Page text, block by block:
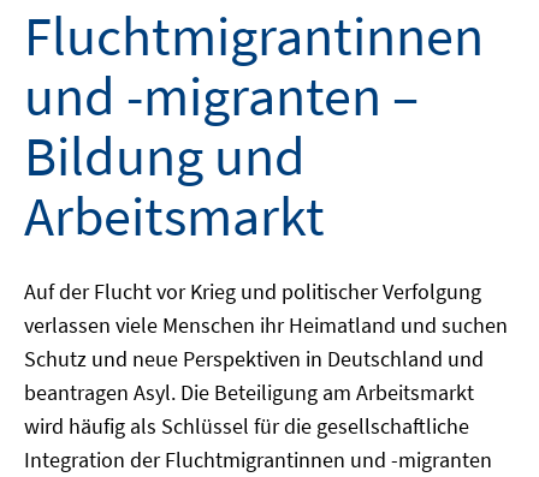
Fluchtmigrantinnen
und -migranten –
Bildung und
Arbeitsmarkt
Auf der Flucht vor Krieg und politischer Verfolgung
verlassen viele Menschen ihr Heimatland und suchen
Schutz und neue Perspektiven in Deutschland und
beantragen Asyl. Die Beteiligung am Arbeitsmarkt
wird häufig als Schlüssel für die gesellschaftliche
Integration der Fluchtmigrantinnen und -migranten